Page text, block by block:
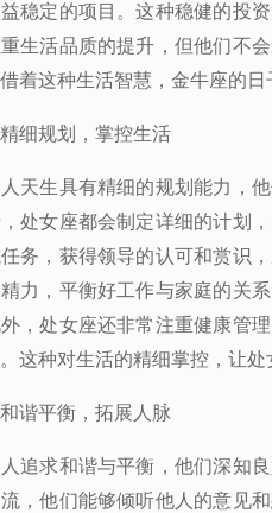
稳定的项目。这种稳健的投
生活品质的提升，但他们不
着这种生活智慧，金牛座的日
细规划，掌控生活
天生具有精细的规划能力，
处女座都会制定详细的计划
务，获得领导的认可和赏识
力，平衡好工作与家庭的关
，处女座还非常注重健康管
这种对生活的精细掌控，让
谐平衡，拓展人脉
追求和谐与平衡，他们深知
，他们能够倾听他人的意见